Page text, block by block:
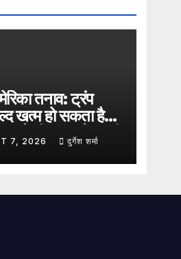
तनाव: ट्रंप
खत्म हो सकता है
ने दी सख्त चेतावनी
7, 2026 दुर्गेश शर्मा